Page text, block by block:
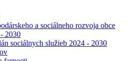
a sociálneho rozvoja obce
2030
sociálnych služieb 2024 - 2030